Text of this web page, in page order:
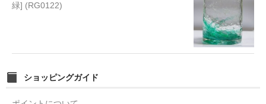
緑] (RG0122)
ショッピングガイド